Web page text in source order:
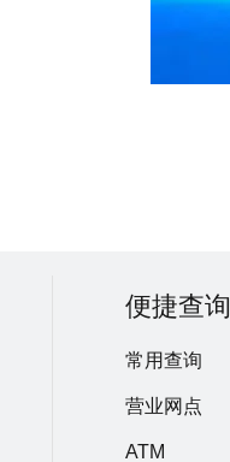
便捷查询
常用查询
营业网点
ATM